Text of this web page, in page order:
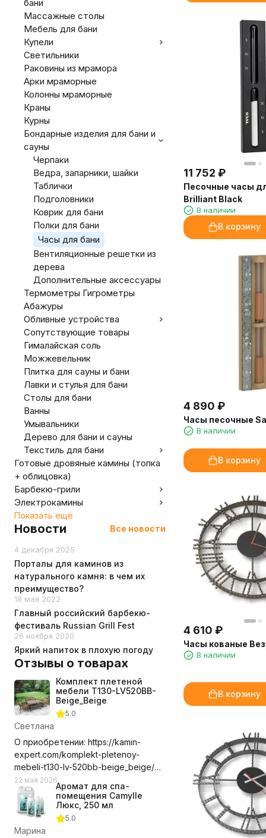
11 752 ₽
Песочные часы
Brilliant Black
В наличии
В корзину
4 890 ₽
Часы песочные
В наличии
В корзину
4 610 ₽
Часы кованые
В наличии
В корзину
бани
Массажные столы
Мебель для бани
Купели
Светильники
Раковины из мрамора
Арки мраморные
Колонны мраморные
Краны
Курны
Бондарные изделия для бани и
сауны
Черпаки
Ведра, запарники, шайки
Таблички
Подголовники
Коврик для бани
Полки для бани
Часы для бани
Вентиляционные решетки из
дерева
Дополнительные аксессуары
Термометры Гигрометры
Абажуры
Обливные устройства
Сопутствующие товары
Гималайская соль
Можжевельник
Плитка для сауны и бани
Лавки и стулья для бани
Столы для бани
Ванны
Умывальники
Дерево для бани и сауны
Текстиль для бани
Готовые дровяные камины (топка
+ облицовка)
Барбекю-грили
Электрокамины
Показать ещё
Новости Все новости
4 декабря 2025
Порталы для каминов из
натурального камня: в чем их
преимущество?
18 мая 2022
Главный российский барбекю-
фестиваль Russian Grill Fest
26 ноября 2020
Яркий напиток в плохую погоду
Отзывы о товарах
Комплект плетеной
мебели T130-LV520BB-
Beige_Beige
5.0
Светлана
О приобретении: https://kamin-
expert.com/komplekt-pletenoy-
mebeli-t130-lv-520bb-beige_beige/
Долго выбирала где приобрести
этот комплект мебели, сравнивала
цены с учетом доставки. Выбор
компании оказался правильным.
Доставили в срок, удобное для нас
22 мая 2026
Аромат для спа-
помещения Camylle
Люкс, 250 мл
5.0
Марина